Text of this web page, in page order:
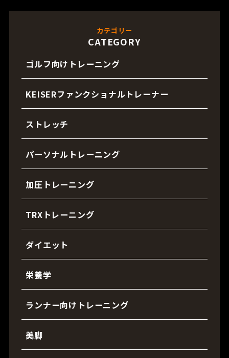
カテゴリー
CATEGORY
ゴルフ向けトレーニング
KEISERファンクショナルトレーナー
ストレッチ
パーソナルトレーニング
加圧トレーニング
TRXトレーニング
ダイエット
栄養学
ランナー向けトレーニング
美脚